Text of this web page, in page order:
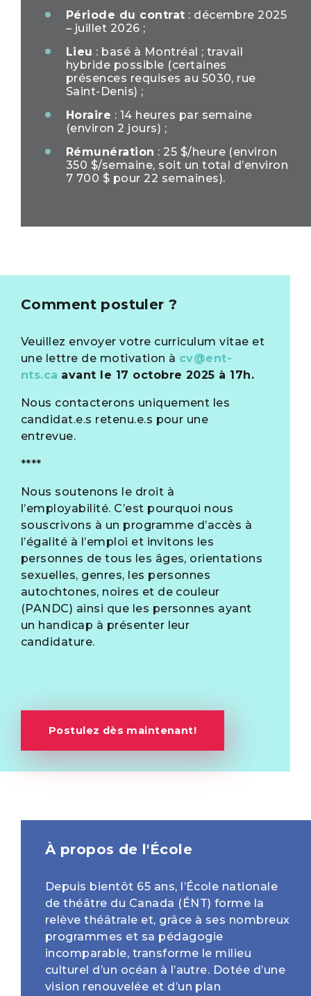
Période du contrat : décembre 2025
– juillet 2026 ;
Lieu : basé à Montréal ; travail
hybride possible (certaines
présences requises au 5030, rue
Saint-Denis) ;
Horaire : 14 heures par semaine
(environ 2 jours) ;
Rémunération : 25 $/heure (environ
350 $/semaine, soit un total d’environ
7 700 $ pour 22 semaines).
Comment postuler ?
Veuillez envoyer votre curriculum vitae et
une lettre de motivation à cv@ent-
nts.ca avant le 17 octobre 2025 à 17h.
Nous contacterons uniquement les
candidat.e.s retenu.e.s pour une
entrevue.
****
Nous soutenons le droit à
l’employabilité. C’est pourquoi nous
souscrivons à un programme d’accès à
l’égalité à l’emploi et invitons les
personnes de tous les âges, orientations
sexuelles, genres, les personnes
autochtones, noires et de couleur
(PANDC) ainsi que les personnes ayant
un handicap à présenter leur
candidature.
Postulez dès maintenant!
À propos de l'École
Depuis bientôt 65 ans, l’École nationale
de théâtre du Canada (ÉNT) forme la
relève théâtrale et, grâce à ses nombreux
programmes et sa pédagogie
incomparable, transforme le milieu
culturel d’un océan à l’autre. Dotée d’une
vision renouvelée et d’un plan